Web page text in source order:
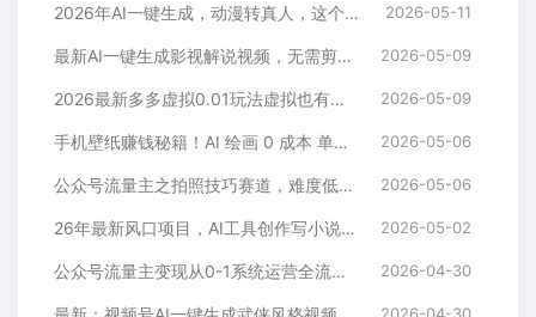
2026年AI一键生成，动漫转真人，这个月靠这个AI赚了2W+ 2026-05-11
最新AI一键生成影视解说视频，无需剪辑3分钟1条，条条爆款，多平台变现日入2000+ 2026-05-09
2026最新多多虚拟0.01玩法虚拟也有新门路轻松日入2500! 2026-05-09
手机壁纸赚钱秘籍！AI 绘画 0 成本 单店狂销 3.8 万单 2026-05-06
公众号流量主之拍照技巧赛道，难度低+流量大，起号第一篇就爆了10w阅读！ 2026-05-06
26年最新风口项目，AI工具创作写小说，轻松实现日入1000+ 2026-05-02
公众号流量主变现从0-1系统运营全流程讲解！ 2026-04-30
2026-04-30